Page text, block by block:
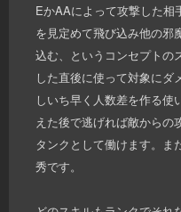
EかAAによって攻撃した相
を見定めて飛び込み他の邪
込む、というコンセプトの
した直後に使って対象にダ
しいち早く人数差を作る使
えた後で逃げれば敵からの
タンクとして働けます。ま
秀です。